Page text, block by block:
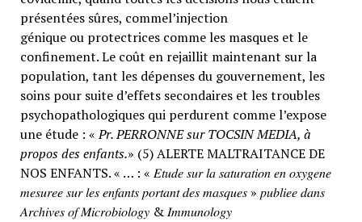
présentées sûres, commel’injection
génique ou protectrices comme les masques et le
confinement. Le coût en rejaillit maintenant sur la
population, tant les dépenses du gouvernement, les
soins pour suite d’effets secondaires et les troubles
psychopathologiques qui perdurent comme l’expose
une étude : «Pr. PERRONNE sur TOCSIN MEDIA, à
propos des enfants.» (5) ALERTE MALTRAITANCE DE
NOS ENFANTS. « … : « 𝐸𝑡𝑢𝑑𝑒 𝑠𝑢𝑟 𝑙𝑎 𝑠𝑎𝑡𝑢𝑟𝑎𝑡𝑖𝑜𝑛 𝑒𝑛 𝑜𝑥𝑦𝑔𝑒𝑛𝑒
𝑚𝑒𝑠𝑢𝑟𝑒𝑒 𝑠𝑢𝑟 𝑙𝑒𝑠 𝑒𝑛𝑓𝑎𝑛𝑡𝑠 𝑝𝑜𝑟𝑡𝑎𝑛𝑡 𝑑𝑒𝑠 𝑚𝑎𝑠𝑞𝑢𝑒𝑠 » 𝑝𝑢𝑏𝑙𝑖𝑒𝑒 𝑑𝑎𝑛𝑠
𝐴𝑟𝑐ℎ𝑖𝑣𝑒𝑠 𝑜𝑓 𝑀𝑖𝑐𝑟𝑜𝑏𝑖𝑜𝑙𝑜𝑔𝑦 & 𝐼𝑚𝑚𝑢𝑛𝑜𝑙𝑜𝑔𝑦